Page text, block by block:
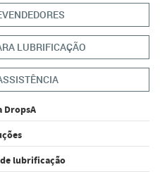
LUBRIFICAÇÃO
DropsA
lubrificação